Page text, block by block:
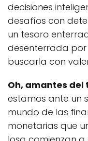
decisiones
desafíos con
un tesoro
desenterrada por
buscarla con
Oh, amantes
estamos ante un
mundo de las
monetarias que